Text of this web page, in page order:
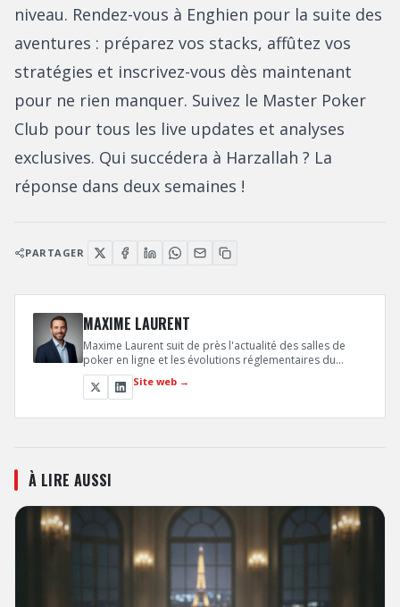
niveau. Rendez-vous à Enghien pour la suite des
aventures : préparez vos stacks, affûtez vos
stratégies et inscrivez-vous dès maintenant
pour ne rien manquer. Suivez le Master Poker
Club pour tous les live updates et analyses
exclusives. Qui succédera à Harzallah ? La
réponse dans deux semaines !
PARTAGER
MAXIME LAURENT
Maxime Laurent suit de près l'actualité des salles de
poker en ligne et les évolutions réglementaires du
secteur en France et en Europe. Son expertise juridique
et business lui permet d'analyser les mouvements
stratégiques des opérateurs comme Winamax et
PokerStars.
Site web →
À LIRE AUSSI